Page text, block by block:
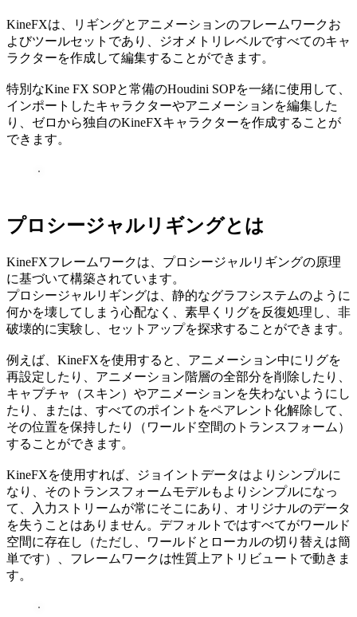
KineFXは、リギングとアニメーションのフレームワークお
よびツールセットであり、ジオメトリレベルですべてのキャ
ラクターを作成して編集することができます。
特別なKine FX SOPと常備のHoudini SOPを一緒に使用して、
インポートしたキャラクターやアニメーションを編集した
り、ゼロから独自のKineFXキャラクターを作成することが
できます。
プロシージャルリギングとは
KineFXフレームワークは、プロシージャルリギングの原理
に基づいて構築されています。
プロシージャルリギングは、静的なグラフシステムのように
何かを壊してしまう心配なく、素早くリグを反復処理し、非
破壊的に実験し、セットアップを探求することができます。
例えば、KineFXを使用すると、アニメーション中にリグを
再設定したり、アニメーション階層の全部分を削除したり、
キャプチャ（スキン）やアニメーションを失わないようにし
たり、または、すべてのポイントをペアレント化解除して、
その位置を保持したり（ワールド空間のトランスフォーム）
することができます。
KineFXを使用すれば、ジョイントデータはよりシンプルに
なり、そのトランスフォームモデルもよりシンプルになっ
て、入力ストリームが常にそこにあり、オリジナルのデータ
を失うことはありません。デフォルトではすべてがワールド
空間に存在し（ただし、ワールドとローカルの切り替えは簡
単です）、フレームワークは性質上アトリビュートで動きま
す。